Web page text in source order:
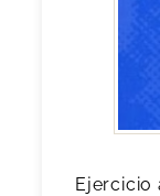
Ejercicio